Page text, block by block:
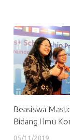
Beasiswa
Bidang Ilmu
05/11/2019